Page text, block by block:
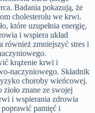
Badania pokazują, że
cholesterolu we krwi.
które uzupełnia energię,
i wspiera układ
również zmniejszyć stres i
krążenie krwi i
naczyniowego. Składnik
choroby wieńcowej.
znane ze swojej
i wspierania zdrowia
poprawić pamięć i